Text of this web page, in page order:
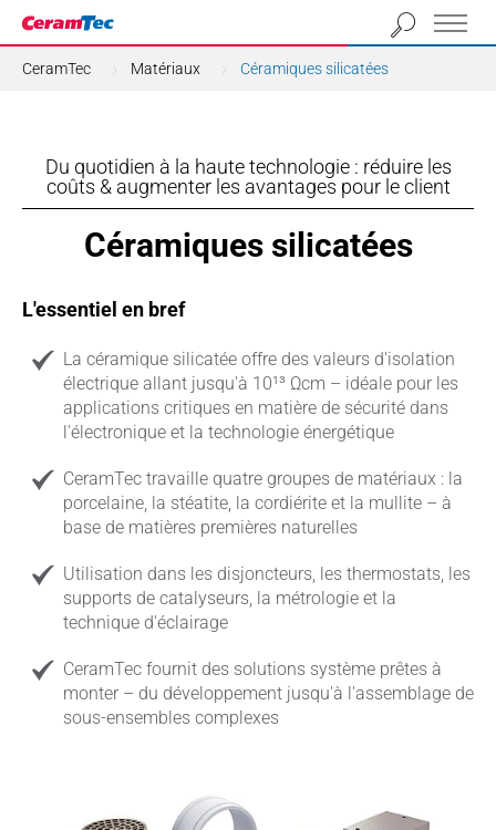
CeramTec Matériaux Céramiques silicatées
Du quotidien à la haute technologie : réduire les
coûts & augmenter les avantages pour le client
Céramiques silicatées
L'essentiel en bref
La céramique silicatée offre des valeurs d'isolation
électrique allant jusqu'à 10¹³ Ωcm – idéale pour les
applications critiques en matière de sécurité dans
l'électronique et la technologie énergétique
CeramTec travaille quatre groupes de matériaux : la
porcelaine, la stéatite, la cordiérite et la mullite – à
base de matières premières naturelles
Utilisation dans les disjoncteurs, les thermostats, les
supports de catalyseurs, la métrologie et la
technique d'éclairage
CeramTec fournit des solutions système prêtes à
monter – du développement jusqu'à l'assemblage de
sous-ensembles complexes